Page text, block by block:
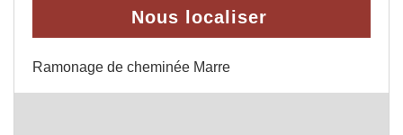
Nous localiser
Ramonage de cheminée Marre